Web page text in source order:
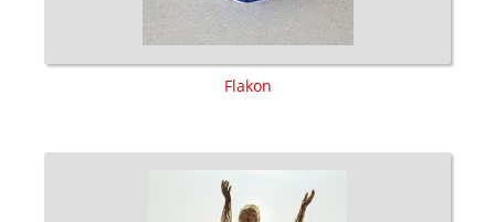
Flakon